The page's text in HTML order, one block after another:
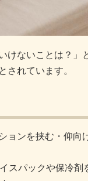
けないことは？」
されています。
ョンを挟む・仰向
スパックや保冷剤